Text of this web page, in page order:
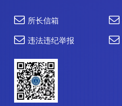
所长信箱
违法违纪举报